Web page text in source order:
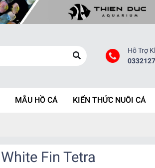
Hỗ Trợ
MẪU HỒ CÁ KIẾN THỨC NUÔI CÁ
White Fin Tetra